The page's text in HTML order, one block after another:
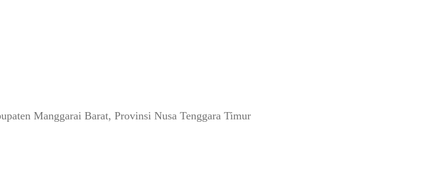
Manggarai Barat, Provinsi Nusa Tenggara Timur